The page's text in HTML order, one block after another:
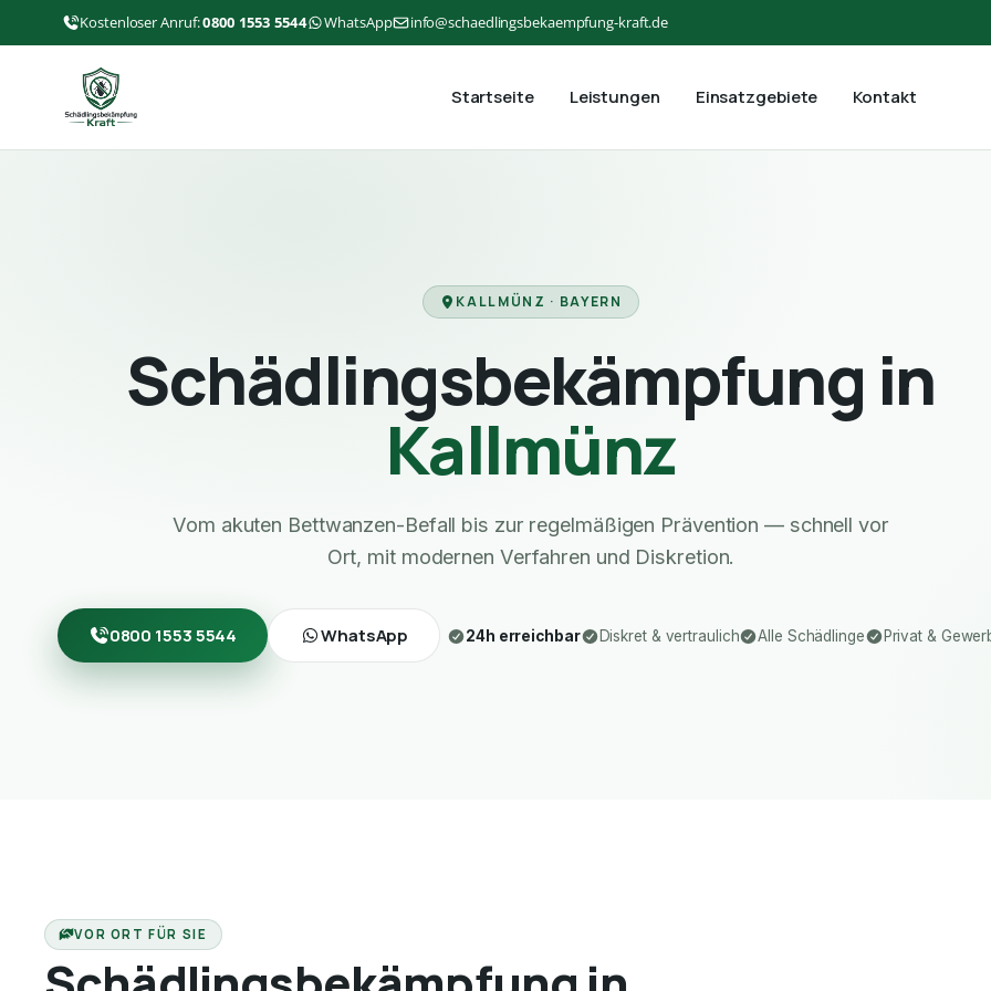
Kostenloser Anruf:0800 1553 5544 WhatsApp info@schaedlingsbekaempfung-kraft.de
Startseite Leistungen Einsatzgebiete Kontakt
KALLMÜNZ · BAYERN
Schädlingsbekämpfung in
Kallmünz
Vom akuten Bettwanzen-Befall bis zur regelmäßigen Prävention — schnell vor
Ort, mit modernen Verfahren und Diskretion.
0800 1553 5544 WhatsApp 24h erreichbar Diskret & vertraulich Alle Schädlinge Privat &
VOR ORT FÜR SIE